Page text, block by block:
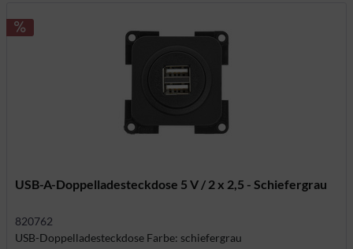
USB-A-Doppelladesteckdose 5 V / 2 x 2,5 - Schiefergrau
820762
USB-Doppelladesteckdose Farbe: schiefergrau